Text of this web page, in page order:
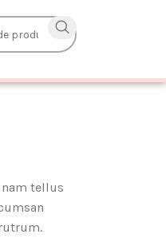
nam tellus